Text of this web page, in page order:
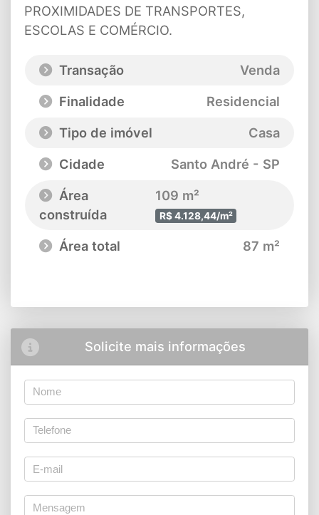
PROXIMIDADES DE TRANSPORTES,
ESCOLAS E COMÉRCIO.
Transação
Venda
Finalidade
Residencial
Tipo de imóvel
Casa
Cidade
Santo André - SP
Área
construída
109 m²
R$ 4.128,44/m²
Área total 87 m²
Solicite mais informações